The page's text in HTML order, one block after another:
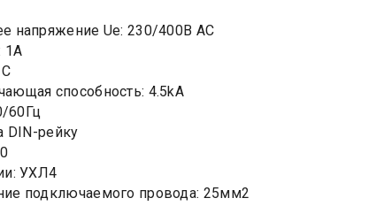
напряжение Ue: 230/400В AC
1А
способность: 4.5kA
60Гц
DIN-рейку
УХЛ4
подключаемого провода: 25мм2